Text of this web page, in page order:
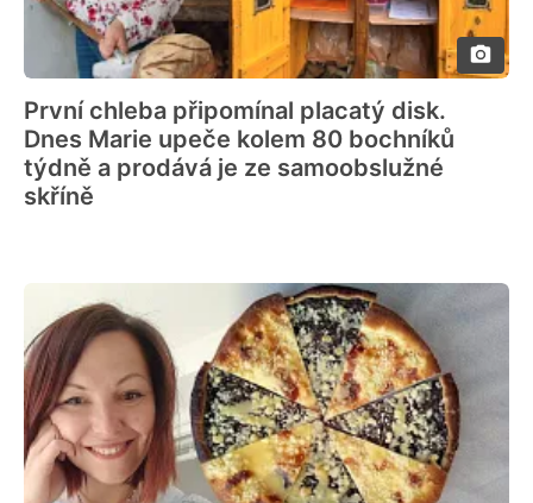
První chleba připomínal placatý disk.
Dnes Marie upeče kolem 80 bochníků
týdně a prodává je ze samoobslužné
skříně